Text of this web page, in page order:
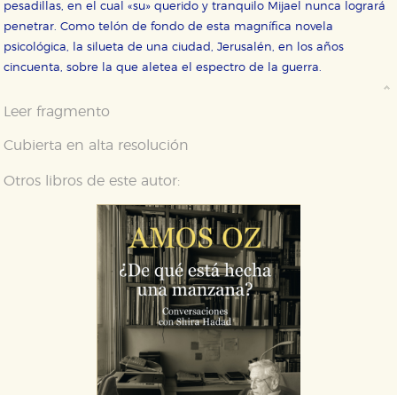
pesadillas, en el cual «su» querido y tranquilo Mijael nunca logrará
penetrar. Como telón de fondo de esta magnífica novela
psicológica, la silueta de una ciudad, Jerusalén, en los años
cincuenta, sobre la que aletea el espectro de la guerra.
Leer fragmento
Cubierta en alta resolución
Otros libros de este autor: